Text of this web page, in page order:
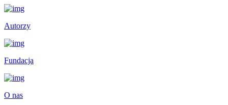
Autorzy
Fundacja
O nas